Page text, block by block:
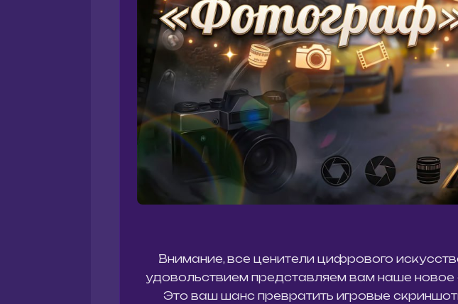
Внимание, все ценители цифрового
удовольствием представляем вам наше
Это ваш шанс превратить игровые